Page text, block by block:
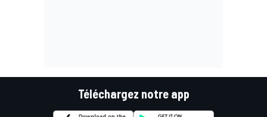
Téléchargez notre app